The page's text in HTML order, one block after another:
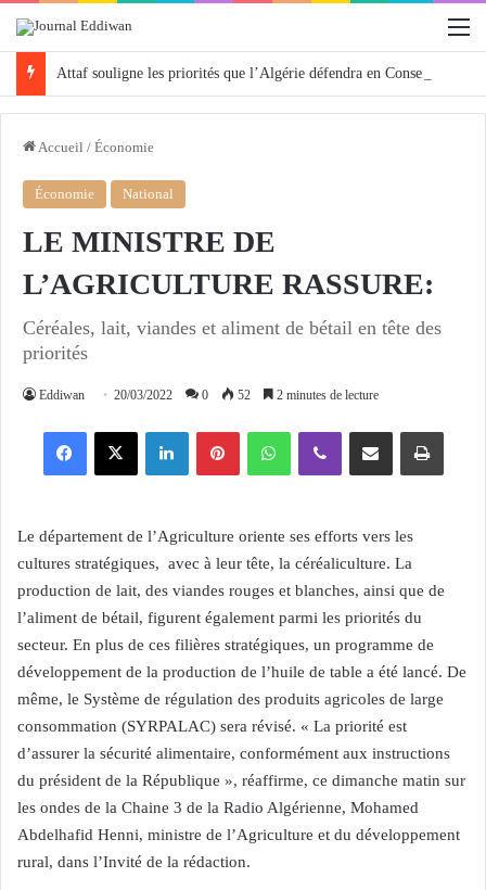
Accueil / Économie
Économie National
LE MINISTRE DE
L’AGRICULTURE RASSURE:
Céréales, lait, viandes et aliment de bétail en tête des
priorités
Eddiwan 20/03/2022 0 52 2 minutes de lecture
Facebook X Linkedin Pinterest WhatsApp Viber Partager par email Imprimer
Le département de l’Agriculture oriente ses efforts vers les
cultures stratégiques, avec à leur tête, la céréaliculture. La
production de lait, des viandes rouges et blanches, ainsi que de
l’aliment de bétail, figurent également parmi les priorités du
secteur. En plus de ces filières stratégiques, un programme de
développement de la production de l’huile de table a été lancé. De
même, le Système de régulation des produits agricoles de large
consommation (SYRPALAC) sera révisé. « La priorité est
d’assurer la sécurité alimentaire, conformément aux instructions
du président de la République », réaffirme, ce dimanche matin sur
les ondes de la Chaine 3 de la Radio Algérienne, Mohamed
Abdelhafid Henni, ministre de l’Agriculture et du développement
rural, dans l’Invité de la rédaction.